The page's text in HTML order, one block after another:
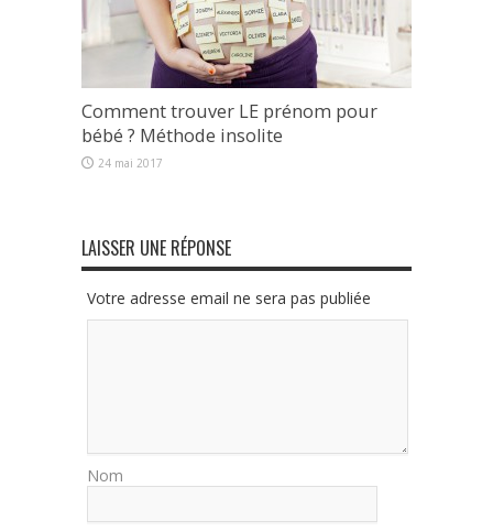
Comment trouver LE prénom pour
bébé ? Méthode insolite
24 mai 2017
LAISSER UNE RÉPONSE
Votre adresse email ne sera pas publiée
Nom